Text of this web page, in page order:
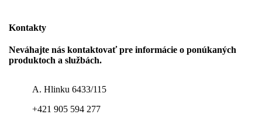
Kontakty
Neváhajte nás kontaktovať pre informácie o ponúkaných
produktoch a službách.
A. Hlinku 6433/115
+421 905 594 277